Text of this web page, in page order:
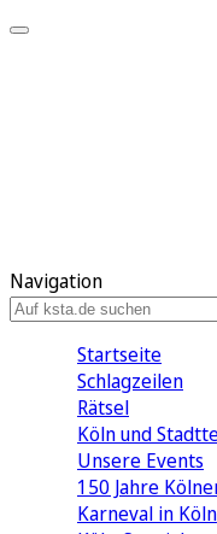
Navigation
Startseite
Schlagzeilen
Rätsel
Köln und
Unsere Events
150 Jahre
Karneval in Köln